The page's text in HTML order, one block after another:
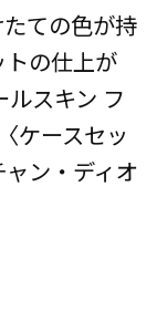
ての色が持
の仕上が
ルスキン フ
ケースセッ
ン・ディオ